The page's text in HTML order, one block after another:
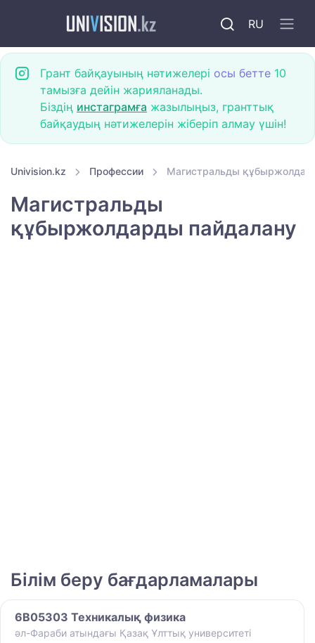
RU
Грант байқауының нәтижелері осы бетте 10
тамызға дейін жарияланады.
Біздің инстаграмға жазылыңыз, гранттық
байқаудың нәтижелерін жіберіп алмау үшін!
Univision.kz Профессии Магистральды
Магистральды
құбыржолдарды пайдалану
Білім беру бағдарламалары
6B05303 Техникалық физика
әл-Фараби атындағы Қазақ Ұлттық университеті